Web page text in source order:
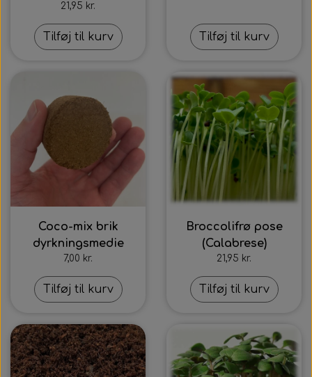
21,95 kr.
Tilføj til kurv Tilføj til kurv
Coco-mix brik
dyrkningsmedie
7,00 kr.
Tilføj til kurv
Broccolifrø pose
(Calabrese)
21,95 kr.
Tilføj til kurv